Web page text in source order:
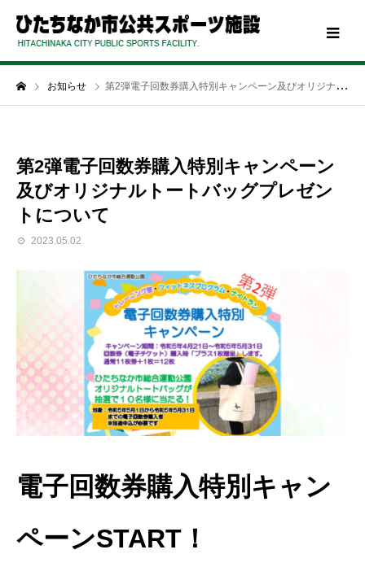
お知らせ 第2弾電子回数券購入特別キャンペーン及びオリジナルトートバッグプレゼントについて
第2弾電子回数券購入特別キャンペーン
及びオリジナルトートバッグプレゼン
トについて
2023.05.02
電子回数券購入特別キャン
ペーンSTART！